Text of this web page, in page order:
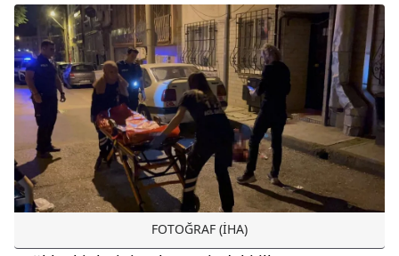
FOTOĞRAF (İHA)